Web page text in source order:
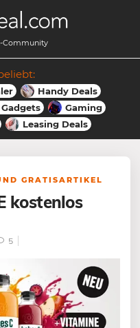
Community
Handy Deals
Gaming
Leasing Deals
GRATISARTIKEL
kostenlos
5